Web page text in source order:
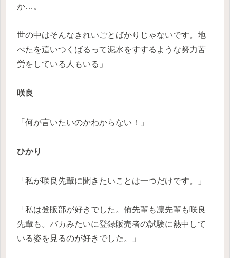
か…。
世の中はそんなきれいごとばかりじゃないです。地
べたを這いつくばるって泥水をすするような努力苦
労をしている人もいる」
咲良
「何が言いたいのかわからない！」
ひかり
「私が咲良先輩に聞きたいことは一つだけです。」
「私は登販部が好きでした。侑先輩も凛先輩も咲良
先輩も。バカみたいに登録販売者の試験に熱中して
いる姿を見るのが好きでした。」